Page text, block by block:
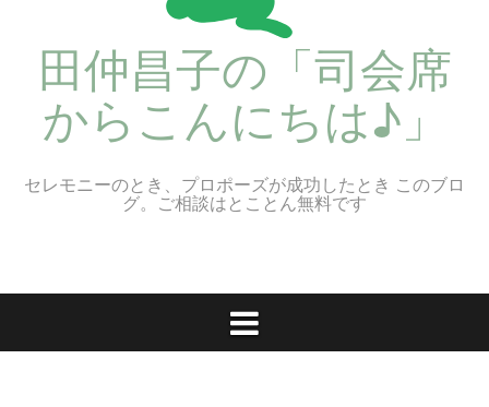
田仲昌子の「司会席
からこんにちは♪」
セレモニーのとき、プロポーズが成功したとき このブロ
グ。ご相談はとことん無料です